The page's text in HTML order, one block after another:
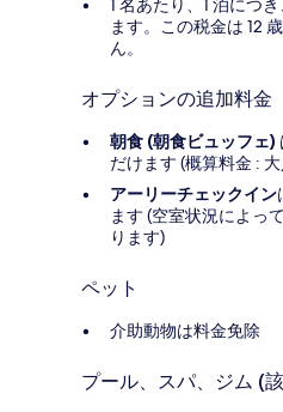
1 名あたり、1 泊につ
ます。この税金は 12
ん。
オプションの追加料金
朝食 (朝食ビュッフェ)
だけます (概算料金 :
アーリーチェックイン
ます (空室状況によっ
ります)
ペット
介助動物は料金免除
プール、スパ、ジム (